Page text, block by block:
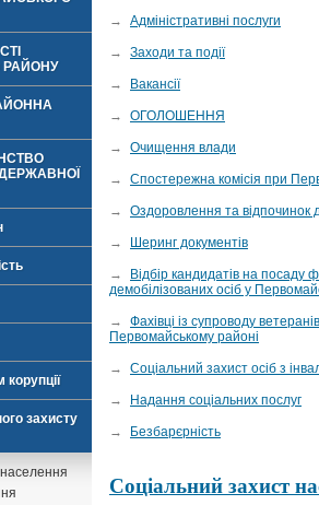
захисту
→ Адміністративні послуги
→ Заходи та події
→ Вакансії
→ ОГОЛОШЕННЯ
→ Очищення влади
→ Спостережна комісія при
→ Оздоровлення та відпочинок
→ Шеринг документів
→
Відбір кандидатів на посаду
демобілізованих осіб у
→
Фахівці із супроводу
Первомайському районі
→ Соціальний захист осіб з
→ Надання соціальних послуг
→ Безбарєрність
Соціальний захист